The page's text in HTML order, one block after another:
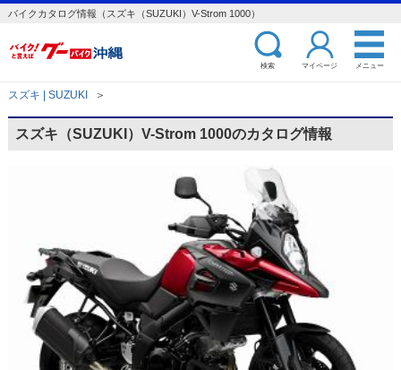
バイクカタログ情報（スズキ（SUZUKI）V-Strom 1000）
検索 マイページ メニュー
スズキ | SUZUKI ＞
スズキ（SUZUKI）V-Strom 1000のカタログ情報